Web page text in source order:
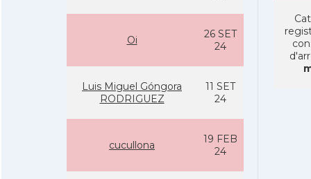
Oi
26 SET
24
Luis Miguel Góngora
RODRIGUEZ
11 SET
24
cucullona
19 FEB
24